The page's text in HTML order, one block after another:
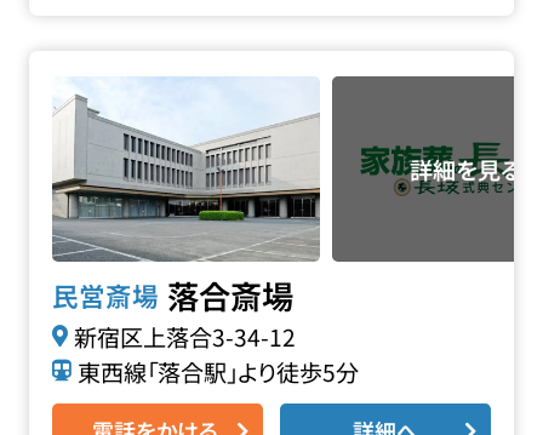
民営斎場 落合斎場
新宿区上落合3-34-12
東西線「落合駅」より徒歩5分
落合斎場の詳細へ